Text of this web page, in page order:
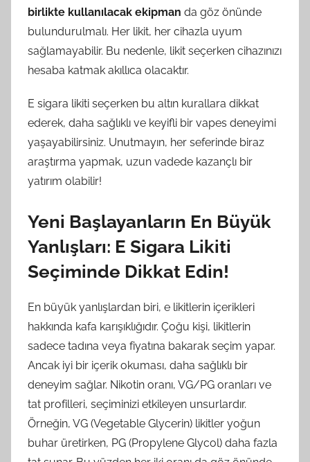
birlikte kullanılacak ekipman da göz önünde
bulundurulmalı. Her likit, her cihazla uyum
sağlamayabilir. Bu nedenle, likit seçerken cihazınızı
hesaba katmak akıllıca olacaktır.
E sigara likiti seçerken bu altın kurallara dikkat
ederek, daha sağlıklı ve keyifli bir vapes deneyimi
yaşayabilirsiniz. Unutmayın, her seferinde biraz
araştırma yapmak, uzun vadede kazançlı bir
yatırım olabilir!
Yeni Başlayanların En Büyük
Yanlışları: E Sigara Likiti
Seçiminde Dikkat Edin!
En büyük yanlışlardan biri, e likitlerin içerikleri
hakkında kafa karışıklığıdır. Çoğu kişi, likitlerin
sadece tadına veya fiyatına bakarak seçim yapar.
Ancak iyi bir içerik okuması, daha sağlıklı bir
deneyim sağlar. Nikotin oranı, VG/PG oranları ve
tat profilleri, seçiminizi etkileyen unsurlardır.
Örneğin, VG (Vegetable Glycerin) likitler yoğun
buhar üretirken, PG (Propylene Glycol) daha fazla